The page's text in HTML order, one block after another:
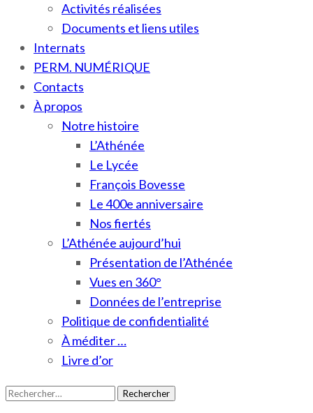
Activités réalisées
Documents et liens utiles
Internats
PERM. NUMÉRIQUE
Contacts
À propos
Notre histoire
L’Athénée
Le Lycée
François Bovesse
Le 400e anniversaire
Nos fiertés
L’Athénée aujourd’hui
Présentation de l’Athénée
Vues en 360°
Données de l’entreprise
Politique de confidentialité
À méditer …
Livre d’or
Rechercher :